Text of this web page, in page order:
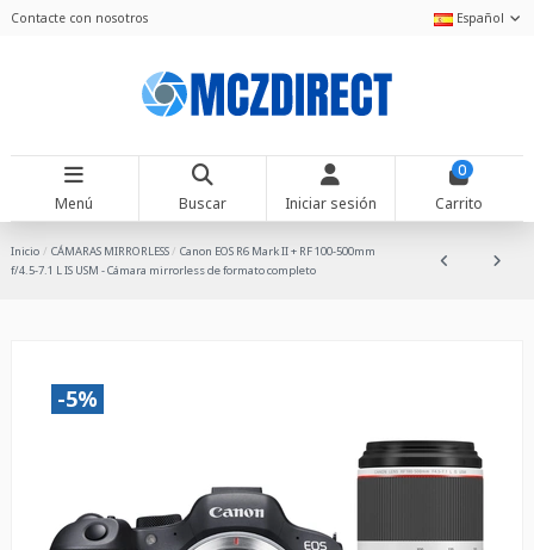
Contacte con nosotros Español
Menú Buscar Iniciar sesión
0
Carrito
Inicio CÁMARAS MIRRORLESS
Canon EOS R6 Mark II + RF 100-500mm
f/4.5-7.1 L IS USM - Cámara mirrorless de formato completo
-5%